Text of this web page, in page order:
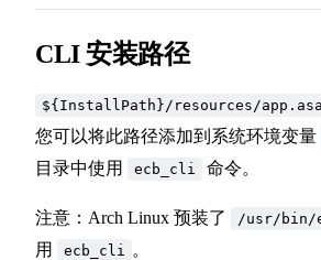
CLI 安装路径
${InstallPath}/resources/
您可以将此路径添加到系统环境变量
目录中使用
ecb_cli 命令。
注意：Arch Linux 预装了 /usr/bin/
用
ecb_cli 。